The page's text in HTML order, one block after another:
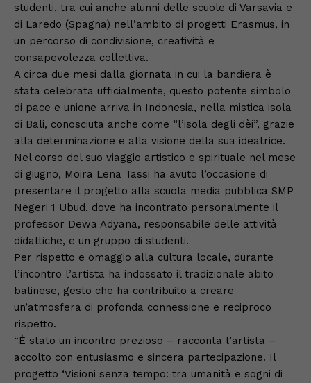
studenti, tra cui anche alunni delle scuole di Varsavia e
di Laredo (Spagna) nell’ambito di progetti Erasmus, in
un percorso di condivisione, creatività e
consapevolezza collettiva.
A circa due mesi dalla giornata in cui la bandiera è
stata celebrata ufficialmente, questo potente simbolo
di pace e unione arriva in Indonesia, nella mistica isola
di Bali, conosciuta anche come “l’isola degli dèi”, grazie
alla determinazione e alla visione della sua ideatrice.
Nel corso del suo viaggio artistico e spirituale nel mese
di giugno, Moira Lena Tassi ha avuto l’occasione di
presentare il progetto alla scuola media pubblica SMP
Negeri 1 Ubud, dove ha incontrato personalmente il
professor Dewa Adyana, responsabile delle attività
didattiche, e un gruppo di studenti.
Per rispetto e omaggio alla cultura locale, durante
l’incontro l’artista ha indossato il tradizionale abito
balinese, gesto che ha contribuito a creare
un’atmosfera di profonda connessione e reciproco
rispetto.
“È stato un incontro prezioso – racconta l’artista –
accolto con entusiasmo e sincera partecipazione. Il
progetto ‘Visioni senza tempo: tra umanità e sogni di